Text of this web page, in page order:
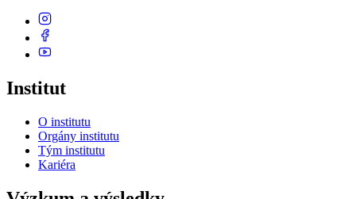
Institut
O institutu
Orgány institutu
Tým institutu
Kariéra